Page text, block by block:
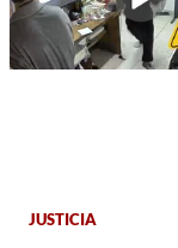
JUSTICIA